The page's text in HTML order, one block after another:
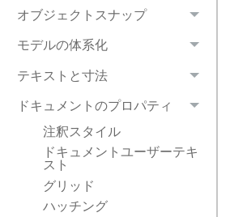
オブジェクトスナップ
モデルの体系化
テキストと寸法
ドキュメントのプロパティ
注釈スタイル
ドキュメントユーザーテキ
スト
グリッド
ハッチング